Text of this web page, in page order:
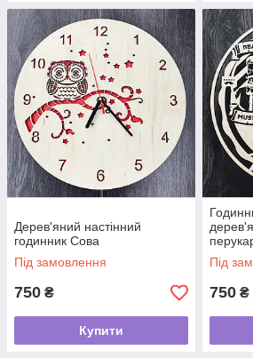
Дерев'яний настінний
годинник Сова
Під замовлення
750 ₴
Купити
Під
750 ₴